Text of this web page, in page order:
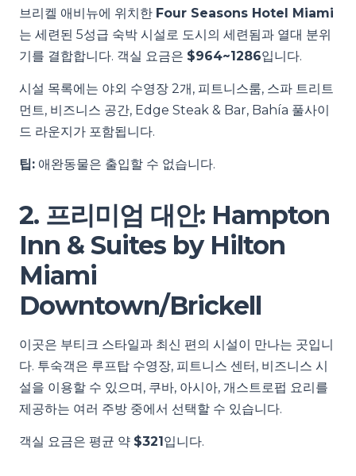
브리켈 애비뉴에 위치한 Four Seasons Hotel Miami
는 세련된 5성급 숙박 시설로 도시의 세련됨과 열대 분위
기를 결합합니다. 객실 요금은 $964~1286입니다.
시설 목록에는 야외 수영장 2개, 피트니스룸, 스파 트리트
먼트, 비즈니스 공간, Edge Steak & Bar, Bahía 풀사이
드 라운지가 포함됩니다.
팁: 애완동물은 출입할 수 없습니다.
2. 프리미엄 대안: Hampton
Inn & Suites by Hilton
Miami
Downtown/Brickell
이곳은 부티크 스타일과 최신 편의 시설이 만나는 곳입니
다. 투숙객은 루프탑 수영장, 피트니스 센터, 비즈니스 시
설을 이용할 수 있으며, 쿠바, 아시아, 개스트로펍 요리를
제공하는 여러 주방 중에서 선택할 수 있습니다.
객실 요금은 평균 약 $321입니다.